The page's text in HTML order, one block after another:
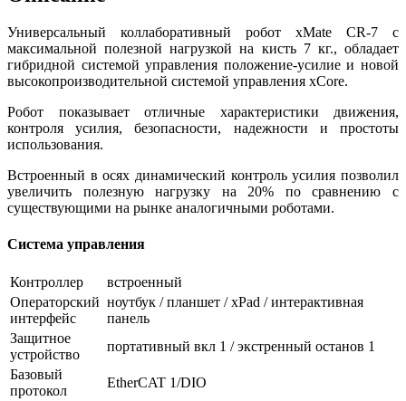
Универсальный коллаборативный робот xMate CR-7 с
максимальной полезной нагрузкой на кисть 7 кг., обладает
гибридной системой управления положение-усилие и новой
высокопроизводительной системой управления xCore.
Робот показывает отличные характеристики движения,
контроля усилия, безопасности, надежности и простоты
использования.
Встроенный в осях динамический контроль усилия позволил
увеличить полезную нагрузку на 20% по сравнению с
существующими на рынке аналогичными роботами.
Система управления
Контроллер
встроенный
Операторский
интерфейс
ноутбук / планшет / xPad / интерактивная
панель
Защитное
устройство
портативный вкл 1 / экстренный останов 1
Базовый
протокол
EtherCAT 1/DIO